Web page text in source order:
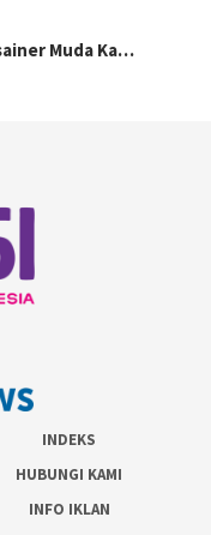
Muda Ka…
INDEKS
HUBUNGI KAMI
INFO IKLAN